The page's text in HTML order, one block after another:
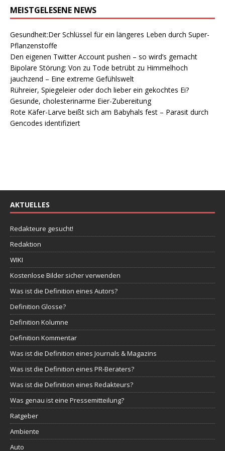
MEISTGELESENE NEWS
Gesundheit:Der Schlüssel für ein längeres Leben durch Super-
Pflanzenstoffe
Den eigenen Twitter Account pushen – so wird’s gemacht
Bipolare Störung: Von zu Tode betrübt zu Himmelhoch
jauchzend – Eine extreme Gefühlswelt
Rühreier, Spiegeleier oder doch lieber ein gekochtes Ei?
Gesunde, cholesterinarme Eier-Zubereitung
Rote Käfer-Larve beißt sich am Babyhals fest – Parasit durch
Gencodes identifiziert
AKTUELLES
Redakteure gesucht!
Redaktion
WIKI
Kostenlose Bilder sicher verwenden
Was ist die Definition eines Autors?
Definition Glosse?
Definition Kolumne
Definition Kommentar
Was ist die Definition eines Journals & Magazins
Was ist die Definition eines PR-Beraters?
Was ist die Definition eines Redakteurs?
Was genau ist eine Pressemitteilung?
Ratgeber
Ambiente
Auto